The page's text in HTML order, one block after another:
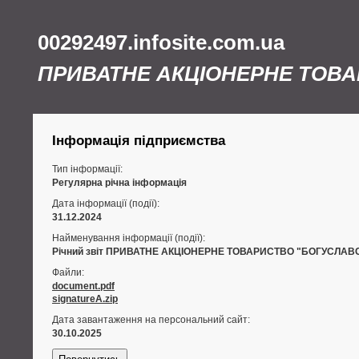
00292497.infosite.com.ua
ПРИВАТНЕ АКЦІОНЕРНЕ
Інформація підприємства
Тип інформації:
Регулярна річна інформація
Дата інформації (події):
31.12.2024
Найменування інформації (події):
Річний звіт ПРИВАТНЕ АКЦІОНЕРНЕ ТОВАРИСТВО
Файли:
document.pdf
signatureA.zip
Дата завантаження на персональний сайт:
30.10.2025